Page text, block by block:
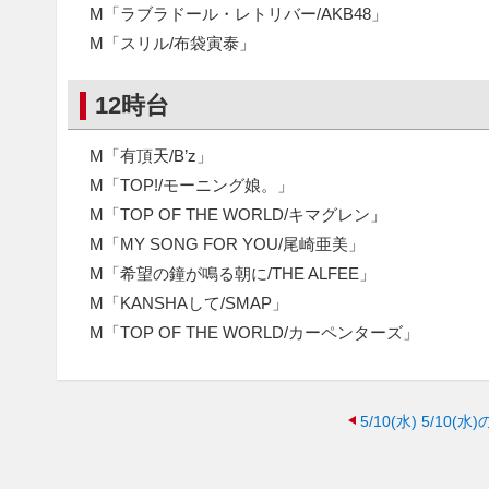
M「ラブラドール・レトリバー/AKB48」
M「スリル/布袋寅泰」
12時台
M「有頂天/B’z」
M「TOP!/モーニング娘。」
M「TOP OF THE WORLD/キマグレン」
M「MY SONG FOR YOU/尾崎亜美」
M「希望の鐘が鳴る朝に/THE ALFEE」
M「KANSHAして/SMAP」
M「TOP OF THE WORLD/カーペンターズ」
5/10(水) 5/10(水)